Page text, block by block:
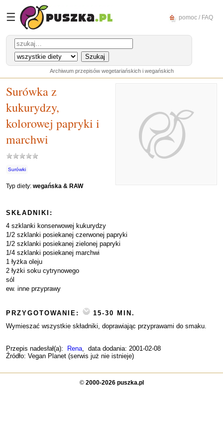
☰ pomoc / FAQ
Archiwum przepisów wegetariańskich i wegańskich
Surówka z
kukurydzy,
kolorowej papryki i
marchwi
Surówki
Typ diety: wegańska & RAW
SKŁADNIKI:
4 szklanki konserwowej kukurydzy
1/2 szklanki posiekanej czerwonej papryki
1/2 szklanki posiekanej zielonej papryki
1/4 szklanki posiekanej marchwi
1 łyżka oleju
2 łyżki soku cytrynowego
sól
ew. inne przyprawy
PRZYGOTOWANIE:
15-30 MIN.
Wymieszać wszystkie składniki, doprawiając przyprawami do smaku.
Przepis nadesłał(a): Rena, data dodania: 2001-02-08
Źródło: Vegan Planet (serwis już nie istnieje)
© 2000-2026 puszka.pl